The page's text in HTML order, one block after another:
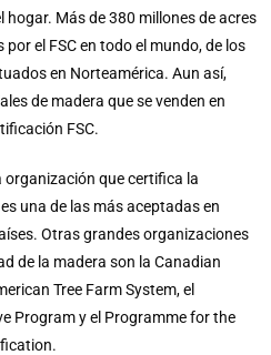
hogar. Más de 380 millones de acres
el FSC en todo el mundo, de los
en Norteamérica. Aun así,
de madera que se venden en
FSC.
organización que certifica la
una de las más aceptadas en
Otras grandes organizaciones
de la madera son la Canadian
Tree Farm System, el
Program y el Programme for the